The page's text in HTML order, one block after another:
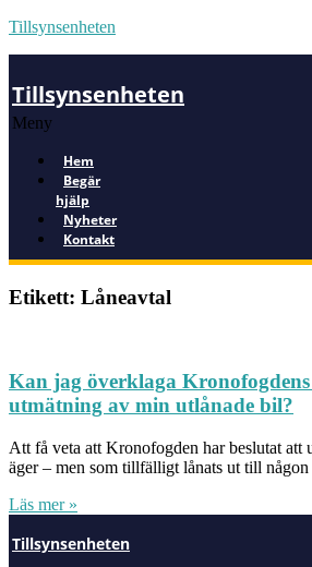
Tillsynsenheten
Tillsynsenheten
Meny
Hem
Begär
hjälp
Nyheter
Kontakt
Etikett: Låneavtal
Kan jag överklaga Kronofogdens
utmätning av min utlånade bil?
Att få veta att Kronofogden har beslutat att
äger – men som tillfälligt lånats ut till
Läs mer »
Tillsynsenheten